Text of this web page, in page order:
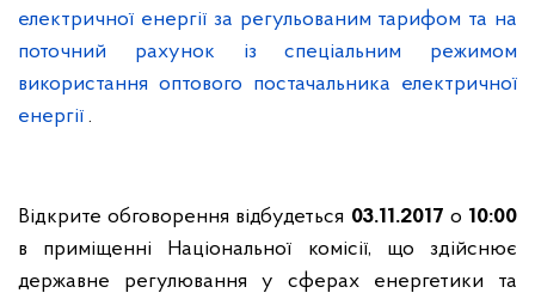
електричної енергії за регульованим тарифом та на
поточний рахунок із спеціальним режимом
використання оптового постачальника електричної
енергії .
Відкрите обговорення відбудеться 03.11.2017 о 10:00
в приміщенні Національної комісії, що здійснює
державне регулювання у сферах енергетики та